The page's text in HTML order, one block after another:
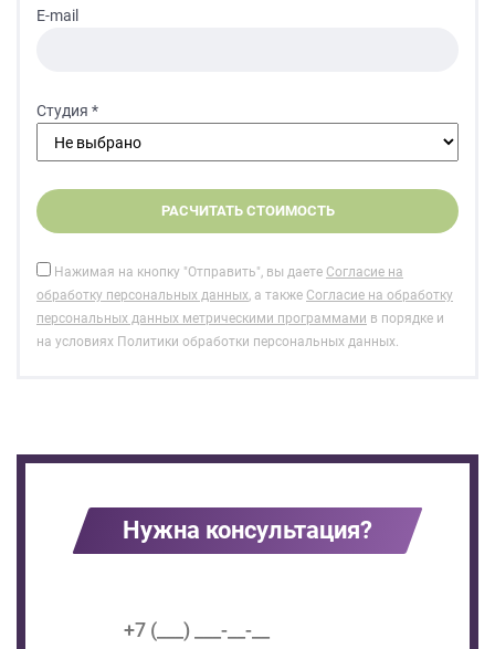
E-mail
Студия *
Нажимая на кнопку "Отправить", вы даете Согласие на
обработку персональных данных, а также Согласие на обработку
персональных данных метрическими программами в порядке и
на условиях Политики обработки персональных данных.
Нужна консультация?